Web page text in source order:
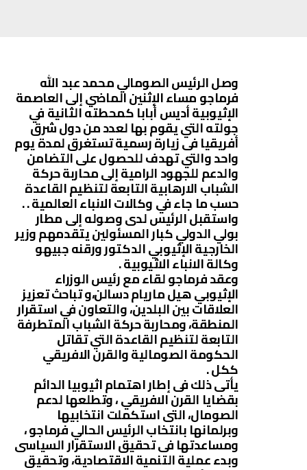
وصل الرئيس الصومالي محمد عبد الله
فرماجو مساء الإثنين الماضي إلى العاصمة
الإثيوبية أديس أبابا كمحطته الثانية في
جولته التي يقوم بها لعدد من دول شرق
أفريقيا فى زيارة رسمية تستغرق لمدة يوم
واحد والتي تهدف للحصول على التضامن
والدعم للجهود الرامية إلى محاربة حركة
الشباب الارهابية التابعة لتنظيم القاعدة
حسب ما جاء في وكالات الانباء العالمية . .
واستقبل الرئيس لدى وصوله إلى مطار
بولي الدولي كبار المسئولين يتقدمهم وزير
الخارجية الإثيوبي الدكتور ورقنه جبيهو
وكالة الانباء الاثيوبية .
وعقد فرماجو لقاء مع رئيس الوزراء
الإثيوبي هيل ماريام دسالن،و تباحث تعزيز
العلاقات بين البلدين، والتعاون في استقرار
المنطقة، ومحاربة حركة الشباب المتطرفة
التابعة لتنظيم القاعدة التي تقاتل
الحكومة الصومالية والقرن الافريقي
ككل .
يأتى ذلك فى إطار اهتمام اثيوبيا الدائم
بقضايا القرن الافريقي ، وتطلعها لدعم
الصومال، التى استكملت انتخابيها
وبرلمانها بانتخاب الرئيس الحالي فرماجو ،
ومساعدتها فى تحقيق الاستقرار السياسى
وبدء عملية التنمية الاقتصادية، وتحقيق